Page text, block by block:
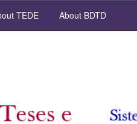
TEDE About BDTD